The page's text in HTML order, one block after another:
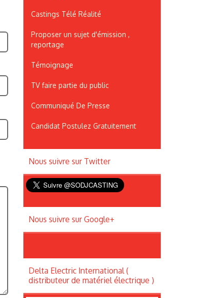
Castings Télé Réalité
Proposer un sujet d'émission ,
reportage
Témoignage
TV faire partie du public
Communiqué De Presse
Candidat Postulez Gratuitement
Nous suivre sur Twitter
Nous suivre sur Google+
Delta Electric International (
distributeur de matériel électrique )